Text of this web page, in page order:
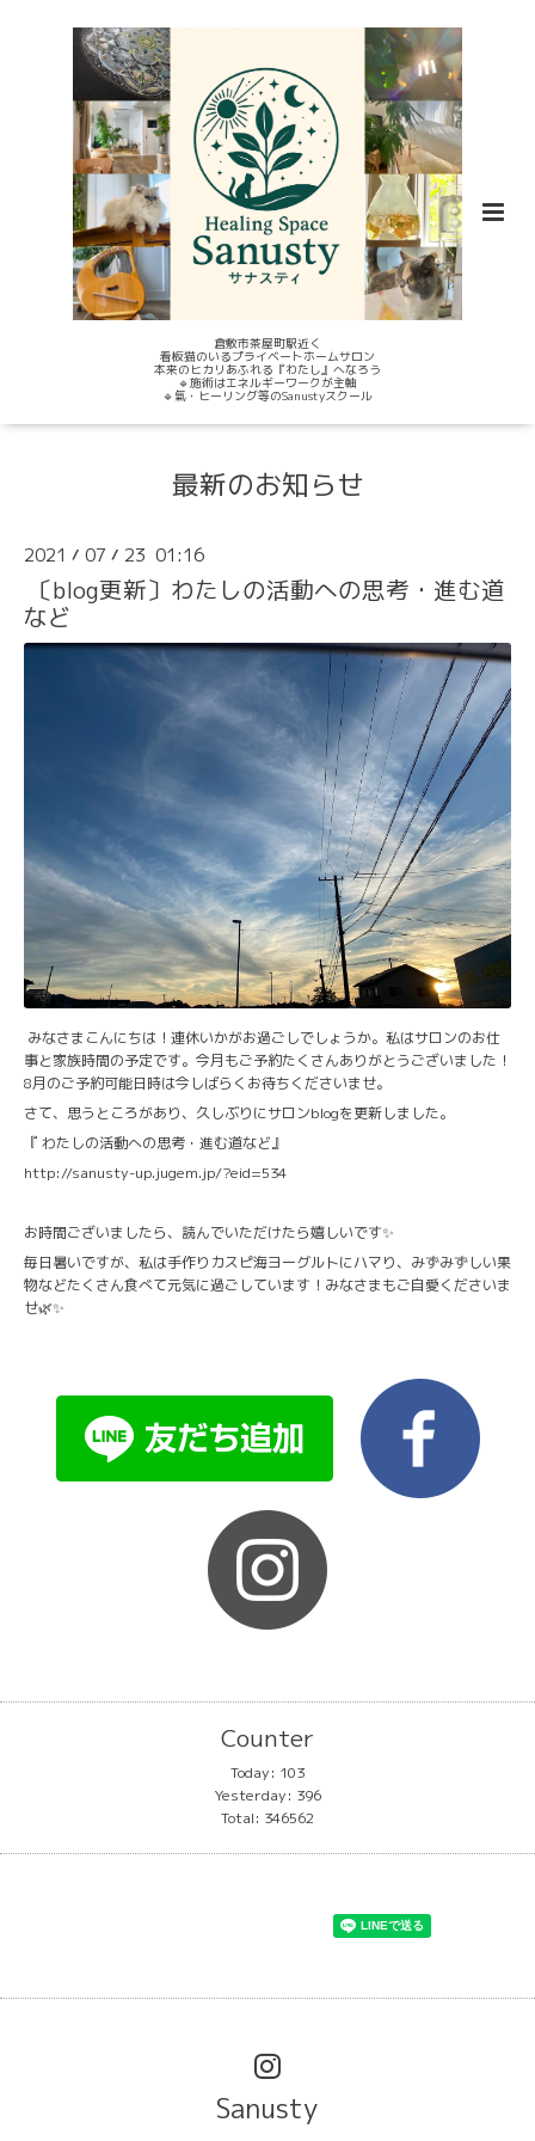
倉敷市茶屋町駅近く
看板猫のいるプライベートホームサロン
本来のヒカリあふれる『わたし』へなろう
🔹施術はエネルギーワークが主軸
🔹氣・ヒーリング等のSanustyスクール
最新のお知らせ
2021 / 07 / 23 01:16
〔blog更新〕わたしの活動への思考・進む道
など
みなさまこんにちは！連休いかがお過ごしでしょうか。私はサロンのお仕
事と家族時間の予定です。今月もご予約たくさんありがとうございました！
8月のご予約可能日時は今しばらくお待ちくださいませ。
さて、思うところがあり、久しぶりにサロンblogを更新しました。
『 わたしの活動への思考・進む道など』
http://sanusty-up.jugem.jp/?eid=534
お時間ございましたら、読んでいただけたら嬉しいです✨
毎日暑いですが、私は手作りカスピ海ヨーグルトにハマり、みずみずしい果
物などたくさん食べて元気に過ごしています！みなさまもご自愛くださいま
せ🌿✨
Counter
Today: 103
Yesterday: 396
Total: 346562
Sanusty